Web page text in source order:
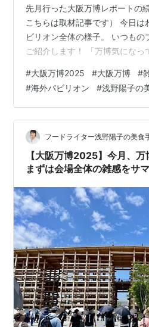
先月行った大阪万博レポートの
こちらは取材記事です） 今日
ビリオン全体の様子。 いつもの
ご紹介します！ 「万博気になっ
う方におすすめです。 とにかく
のも遠くて歩く！ フランス館の
初の写真と、この2枚目の写真
とにかく会場全体が広い、とい
ニーランド3個分）。 そして太
す。 「雨の万博は地獄」と聞…
#大阪万博2025 #大阪万博 #
#海外パビリオン #浅野陽子の
フードライター浅野陽子の美食
【大阪万博2025】今月、万
まずは会場全体の雑感をサ